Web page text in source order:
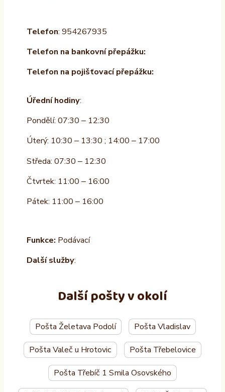
Telefon: 954267935
Telefon na bankovní přepážku:
Telefon na pojišťovací přepážku:
Úřední hodiny:
Pondělí: 07:30 – 12:30
Úterý: 10:30 – 13:30 ; 14:00 – 17:00
Středa: 07:30 – 12:30
Čtvrtek: 11:00 – 16:00
Pátek: 11:00 – 16:00
Funkce: Podávací
Další služby:
Další pošty v okolí
Pošta Želetava Podolí Pošta Vladislav
Pošta Valeč u Hrotovic Pošta Třebelovice
Pošta Třebíč 1 Smila Osovského